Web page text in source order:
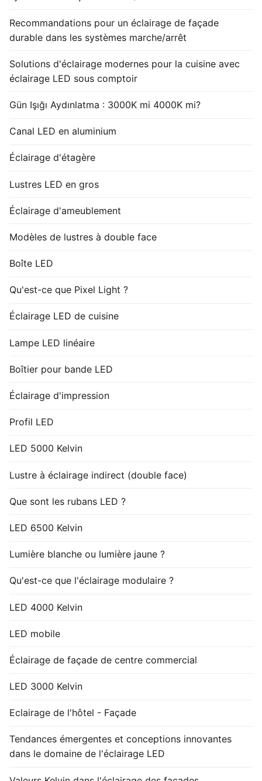
Recommandations pour un éclairage de façade
durable dans les systèmes marche/arrêt
Solutions d'éclairage modernes pour la cuisine avec
éclairage LED sous comptoir
Gün Işığı Aydınlatma : 3000K mi 4000K mi?
Canal LED en aluminium
Éclairage d'étagère
Lustres LED en gros
Éclairage d'ameublement
Modèles de lustres à double face
Boîte LED
Qu'est-ce que Pixel Light ?
Éclairage LED de cuisine
Lampe LED linéaire
Boîtier pour bande LED
Éclairage d'impression
Profil LED
LED 5000 Kelvin
Lustre à éclairage indirect (double face)
Que sont les rubans LED ?
LED 6500 Kelvin
Lumière blanche ou lumière jaune ?
Qu'est-ce que l'éclairage modulaire ?
LED 4000 Kelvin
LED mobile
Éclairage de façade de centre commercial
LED 3000 Kelvin
Eclairage de l'hôtel - Façade
Tendances émergentes et conceptions innovantes
dans le domaine de l'éclairage LED